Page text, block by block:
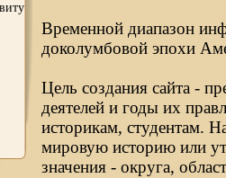
Временной диапазон
доколумбовой эпохи
Цель создания сайта -
деятелей и годы их
историкам, студентам.
мировую историю или
значения - округа,